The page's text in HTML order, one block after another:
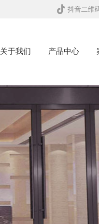
抖音二维
关于我们 产品中心